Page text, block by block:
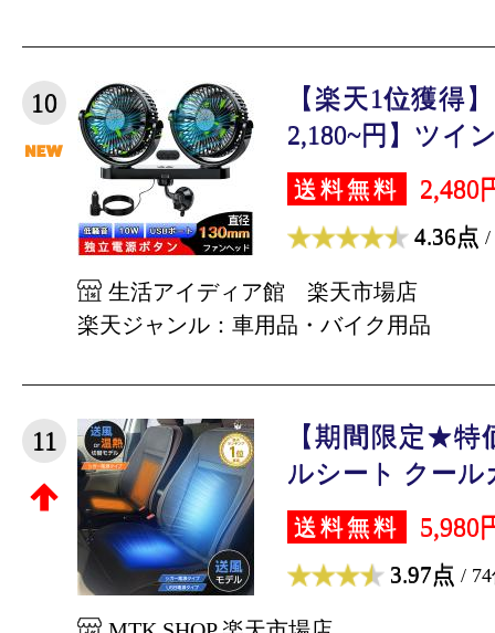
10
【楽天1位獲得
2,180~円】ツイ
送料無料 2,480
4.36点 /
生活アイディア館 楽天市場店
楽天ジャンル：車用品・バイク用品
11
【期間限定★特
ルシート クール
送料無料 5,980
3.97点 /